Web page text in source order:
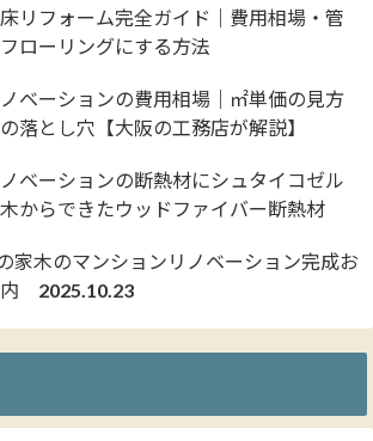
リフォーム完全ガイド｜費用相場・管
ローリングにする方法
ベーションの費用相場｜㎡単価の見方
落とし穴【大阪の工務店が解説】
ベーションの断熱材にシュタイコゼル
からできたウッドファイバー断熱材
家木のマンションリノベーション完成お
内 2025.10.23